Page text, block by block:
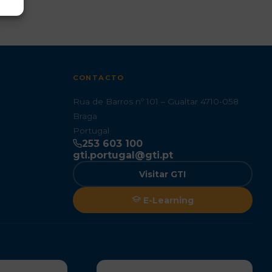
CONTACTO
Rua de Barros nº 101 – Gualtar 4710-058
Braga
Portugal
253 603 100
gti.portugal@gti.pt
Visitar GTI
E-Learning